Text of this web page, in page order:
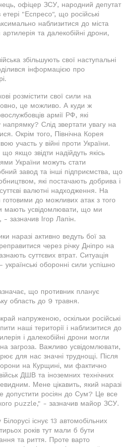
офіцер ЗСУ, народний депутат
"Еспресо", що російські
наблизитися до міста
та далекобійні дрони,
збільшують свої наступальні
інформацією про
розмістити свої сили на
це можливо. А куди ж
армії РФ, які
Слід звертати увагу на
Окрім того, Північна Корея
участь у війні проти України.
якщо звідти надійдуть якісь
України можуть стати
завод та інші підприємства, що
які постачають добрива і
валютні надходження. На
до можливих атак з того
мають усвідомлювати, що ми
- зазначив Ігор Лапін.
наразі активно ведуть бої за
через річку Дніпро на
суттєвих втрат. Ситуація
оборонні сили успішно
що противник планує
область до 9 травня.
напруженою, оскільки російські
наші території і наблизитися до
і далекобійні дрони могли
загроза. Важливо усвідомлювати,
для нас значні труднощі. Після
на Курщині, ми фактично
ДШВ та іноземних технічних
Мене цікавить, який наразі
допустити росіян до Сум? Це все
puzzle," - зазначив майор ЗСУ.
існує 13 автомобільних
років тут мали б бути
та риття. Проте варто